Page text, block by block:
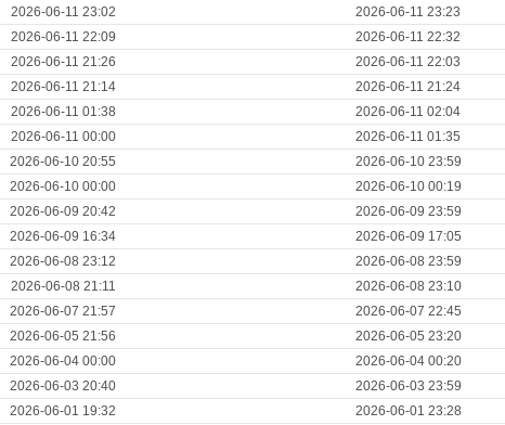
2026-06-11 23:02 2026-06-11 23:23
2026-06-11 22:09 2026-06-11 22:32
2026-06-11 21:26 2026-06-11 22:03
2026-06-11 21:14 2026-06-11 21:24
2026-06-11 01:38 2026-06-11 02:04
2026-06-11 00:00 2026-06-11 01:35
2026-06-10 20:55 2026-06-10 23:59
2026-06-10 00:00 2026-06-10 00:19
2026-06-09 20:42 2026-06-09 23:59
2026-06-09 16:34 2026-06-09 17:05
2026-06-08 23:12 2026-06-08 23:59
2026-06-08 21:11 2026-06-08 23:10
2026-06-07 21:57 2026-06-07 22:45
2026-06-05 21:56 2026-06-05 23:20
2026-06-04 00:00 2026-06-04 00:20
2026-06-03 20:40 2026-06-03 23:59
2026-06-01 19:32 2026-06-01 23:28